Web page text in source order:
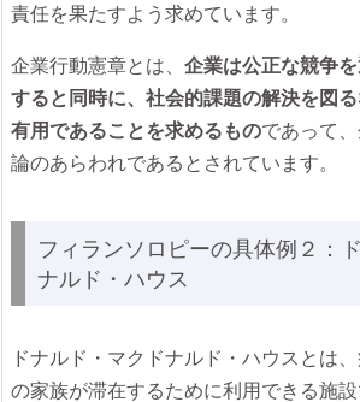
責任を果たすよう求めています。
企業行動憲章とは、 企業は公正な競争
すると同時に、社会的課題の解決を図
有用であることを求めるものであって
論のあらわれであるとされています。
フィランソロピーの具体例２：
ナルド・ハウス
ドナルド・マクドナルド・ハウスとは
の家族が滞在するために利用できる施設